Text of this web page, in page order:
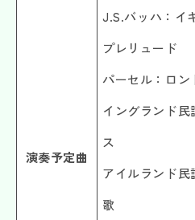
演奏予定曲
J.S.バッハ：イ
プレリュード
パーセル：ロ
イングランド
ス
アイルランド
歌